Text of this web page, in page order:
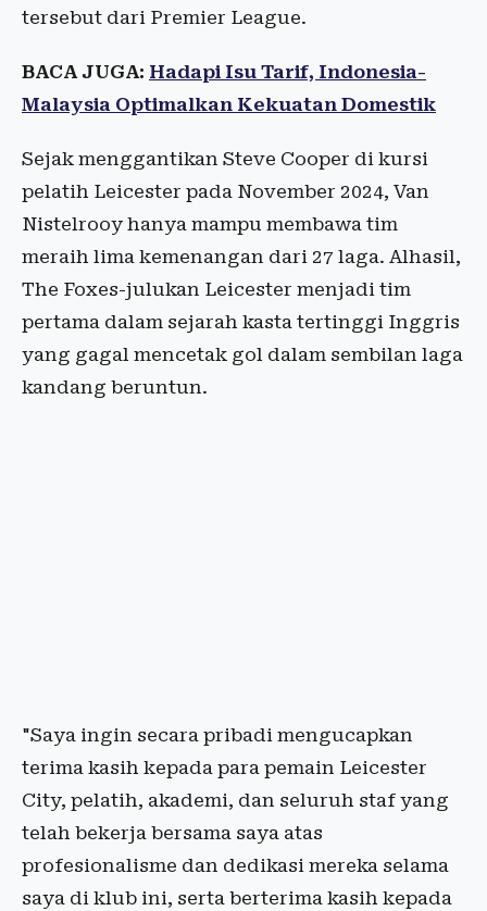
tersebut dari Premier League.
BACA JUGA: Hadapi Isu Tarif, Indonesia-
Malaysia Optimalkan Kekuatan Domestik
Sejak menggantikan Steve Cooper di kursi
pelatih Leicester pada November 2024, Van
Nistelrooy hanya mampu membawa tim
meraih lima kemenangan dari 27 laga. Alhasil,
The Foxes-julukan Leicester menjadi tim
pertama dalam sejarah kasta tertinggi Inggris
yang gagal mencetak gol dalam sembilan laga
kandang beruntun.
"Saya ingin secara pribadi mengucapkan
terima kasih kepada para pemain Leicester
City, pelatih, akademi, dan seluruh staf yang
telah bekerja bersama saya atas
profesionalisme dan dedikasi mereka selama
saya di klub ini, serta berterima kasih kepada